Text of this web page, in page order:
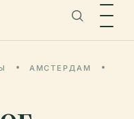
АМСТЕРДАМ